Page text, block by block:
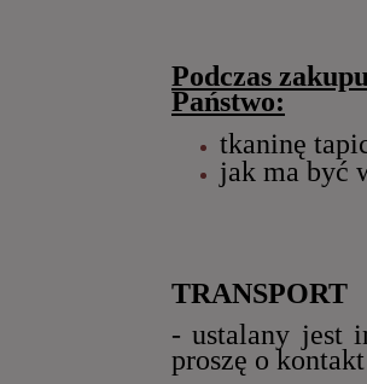
Podczas
Państwo:
tkaninę
jak ma być
TRANSPORT
- ustalany jest
proszę o